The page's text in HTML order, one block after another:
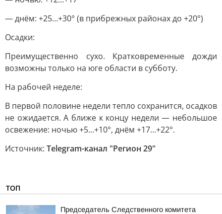
— днём: +25…+30° (в прибрежных районах до +20°)
Осадки:
Преимущественно сухо. Кратковременные дожди
возможны только на юге области в субботу.
На рабочей неделе:
В первой половине недели тепло сохранится, осадков
не ожидается. А ближе к концу недели — небольшое
освежение: ночью +5…+10°, днём +17…+22°.
Источник: Telegram-канал "Регион 29"
ТОП
Председатель Следственного комитета